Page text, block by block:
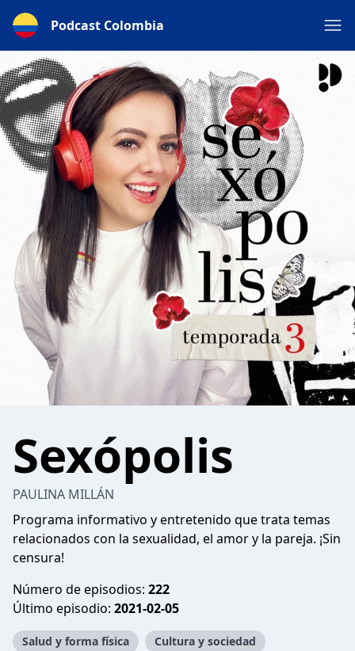
Podcast Colombia
Sexópolis
PAULINA MILLÁN
Programa informativo y entretenido que trata temas
relacionados con la sexualidad, el amor y la pareja. ¡Sin
censura!
Número de episodios: 222
Último episodio: 2021-02-05
Salud y forma física Cultura y sociedad